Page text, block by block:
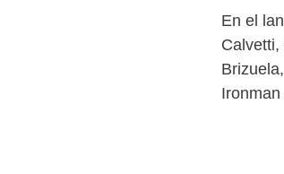
En el